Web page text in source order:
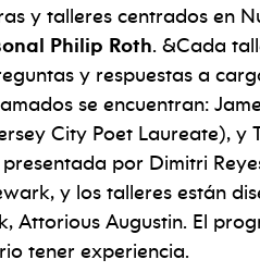
y talleres centrados en
Philip Roth. &Cada
y respuestas a
se encuentran:
City Poet Laureate), y
por Dimitri
y los talleres están
Attorious Augustin. El
tener experiencia.